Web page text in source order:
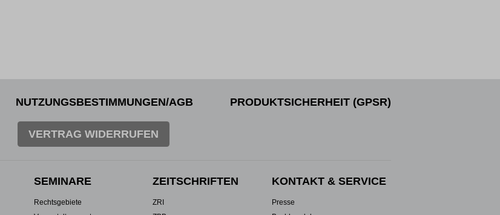
NUTZUNGSBESTIMMUNGEN/AGB PRODUKTSICHERHEIT (GPSR)
VERTRAG WIDERRUFEN
SEMINARE
Rechtsgebiete
ZEITSCHRIFTEN
ZRI
KONTAKT & SERVICE
Presse